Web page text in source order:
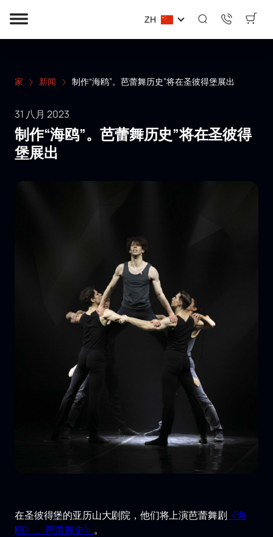
ZH
家 新闻 制作“海鸥”。芭蕾舞历史”将在圣彼得堡展出
31 八月 2023
制作“海鸥”。芭蕾舞历史”将在圣彼得
堡展出
在圣彼得堡的亚历山大剧院，他们将上演芭蕾舞剧 《海
鸥》 。芭蕾舞史》 。